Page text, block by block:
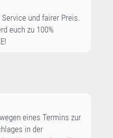
und fairer Preis.
euch zu 100%
eines Termins zur
in der